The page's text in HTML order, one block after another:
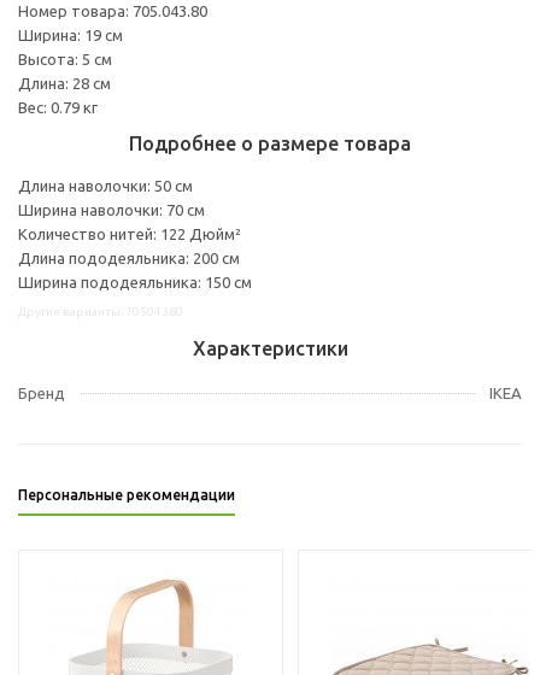
Номер товара: 705.043.80
Ширина: 19 см
Высота: 5 см
Длина: 28 см
Вес: 0.79 кг
Подробнее о размере товара
Длина наволочки: 50 см
Ширина наволочки: 70 см
Количество нитей: 122 Дюйм²
Длина пододеяльника: 200 см
Ширина пододеяльника: 150 см
Характеристики
Бренд IKEA
Персональные рекомендации